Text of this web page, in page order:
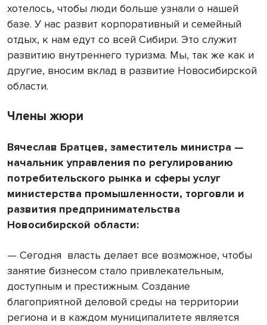
хотелось, чтобы люди больше узнали о нашей
базе. У нас развит корпоративный и семейный
отдых, к нам едут со всей Сибири. Это служит
развитию внутреннего туризма. Мы, так же как и
другие, вносим вклад в развитие Новосибирской
области.
Члены жюри
Вячеслав Братцев, заместитель министра —
начальник управления по регулированию
потребительского рынка и сферы услуг
министерства промышленности, торговли и
развития предпринимательства
Новосибирской области:
— Сегодня власть делает все возможное, чтобы
занятие бизнесом стало привлекательным,
доступным и престижным. Создание
благоприятной деловой среды на территории
региона и в каждом муниципалитете является